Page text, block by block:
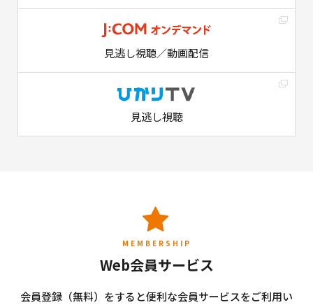
見逃し視聴／動画配信
見逃し視聴
MEMBERSHIP
Web会員サービス
会員登録（無料）をすると便利な会員サービスをご利用い